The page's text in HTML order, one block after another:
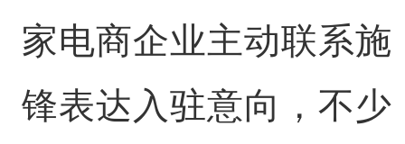
家电商企业主动联系施
锋表达入驻意向，不少